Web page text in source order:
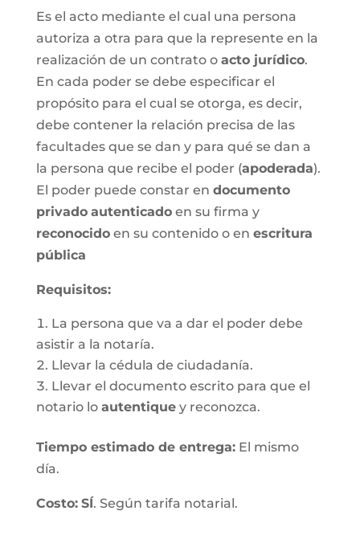
Es el acto mediante el cual una persona
autoriza a otra para que la represente en la
realización de un contrato o acto jurídico.
En cada poder se debe especificar el
propósito para el cual se otorga, es decir,
debe contener la relación precisa de las
facultades que se dan y para qué se dan a
la persona que recibe el poder (apoderada).
El poder puede constar en documento
privado autenticadoen su firma y
reconocidoen su contenido o en escritura
pública
Requisitos:
La persona que va a dar el poder debe
asistir a la notaría.
Llevar la cédula de ciudadanía.
Llevar el documento escrito para que el
notario lo autentiquey reconozca.
Tiempo estimado de entrega:El mismo
día.
Costo: SÍ. Según tarifa notarial.